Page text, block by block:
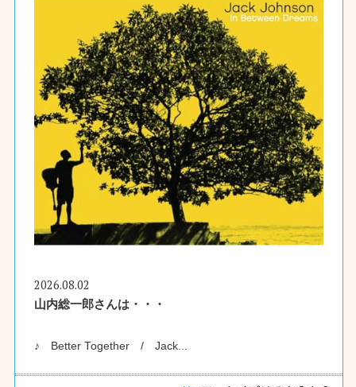
2026.08.02
山内総一郎さんは・・・
♪ Better Together / Jack...